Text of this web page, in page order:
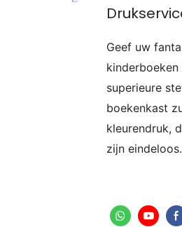
Geef uw
superieure
boekenkast
kleurendruk,
zijn eindeloos.